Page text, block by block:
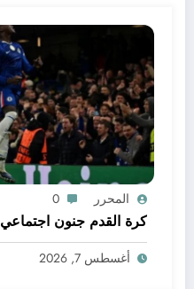
المحرر 0
كرة القدم جنون اجتماعي
أغسطس 7, 2026